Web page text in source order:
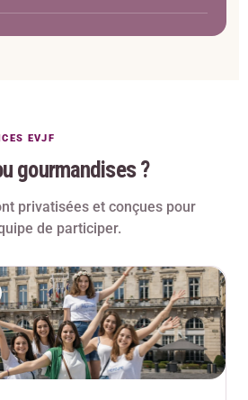
EVJF
gourmandises ?
privatisées et conçues pour
de participer.